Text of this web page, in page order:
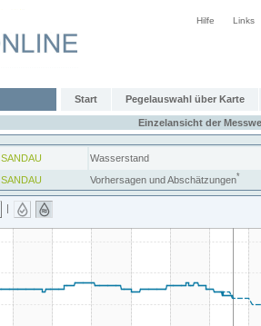
Hilfe Links
Start Pegelauswahl über Karte
Einzelansicht der
SANDAU
Wasserstand
SANDAU Vorhersagen und Abschätzungen*
|